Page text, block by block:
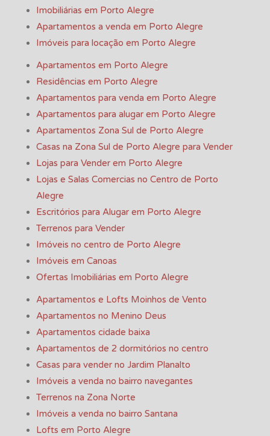
Imobiliárias em Porto Alegre
Apartamentos a venda em Porto Alegre
Imóveis para locação em Porto Alegre
Apartamentos em Porto Alegre
Residências em Porto Alegre
Apartamentos para venda em Porto Alegre
Apartamentos para alugar em Porto Alegre
Apartamentos Zona Sul de Porto Alegre
Casas na Zona Sul de Porto Alegre para Vender
Lojas para Vender em Porto Alegre
Lojas e Salas Comercias no Centro de Porto
Alegre
Escritórios para Alugar em Porto Alegre
Terrenos para Vender
Imóveis no centro de Porto Alegre
Imóveis em Canoas
Ofertas Imobiliárias em Porto Alegre
Apartamentos e Lofts Moinhos de Vento
Apartamentos no Menino Deus
Apartamentos cidade baixa
Apartamentos de 2 dormitórios no centro
Casas para vender no Jardim Planalto
Imóveis a venda no bairro navegantes
Terrenos na Zona Norte
Imóveis a venda no bairro Santana
Lofts em Porto Alegre